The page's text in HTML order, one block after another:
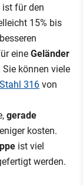
ist für den
15% bis
eineGeländer
Sie können viele
316von
gerade
kosten.
ist viel
werden.